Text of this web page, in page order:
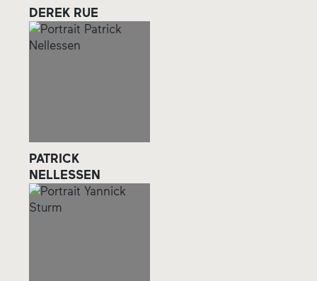
DEREK RUE
PATRICK
NELLESSEN